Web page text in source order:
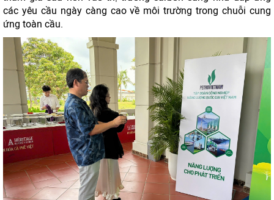
các yêu cầu ngày càng cao về môi trường trong chuỗi cung
ứng toàn cầu.